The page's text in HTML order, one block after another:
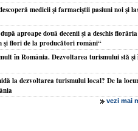
medicii şi farmaciştii pasiuni noi şi
aproape două decenii şi a deschis
şi flori de la producători români“
în România. Dezvoltarea turismului stă şi
la dezvoltarea turismului local? De la
vezi mai